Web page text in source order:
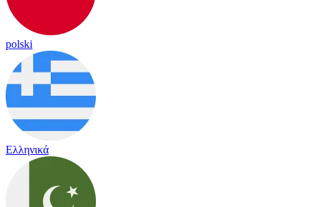
polski
Ελληνικά